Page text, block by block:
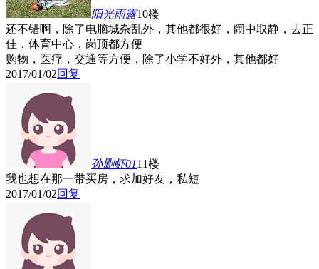
阳光雨露10楼
还不错啊，除了电脑城杂乱外，其他都很好，闹中取静，去正
佳，体育中心，岗顶都方便
购物，医疗，交通等方便，除了小学不好外，其他都好
2017/01/02回复
孙删虾0111楼
我也想在那一带买房，求加好友，私短
2017/01/02回复